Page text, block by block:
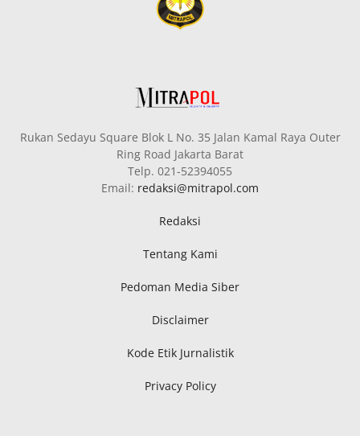
Rukan Sedayu Square Blok L No. 35 Jalan Kamal Raya Outer
Ring Road Jakarta Barat
Telp. 021-52394055
Email: redaksi@mitrapol.com
Redaksi
Tentang Kami
Pedoman Media Siber
Disclaimer
Kode Etik Jurnalistik
Privacy Policy